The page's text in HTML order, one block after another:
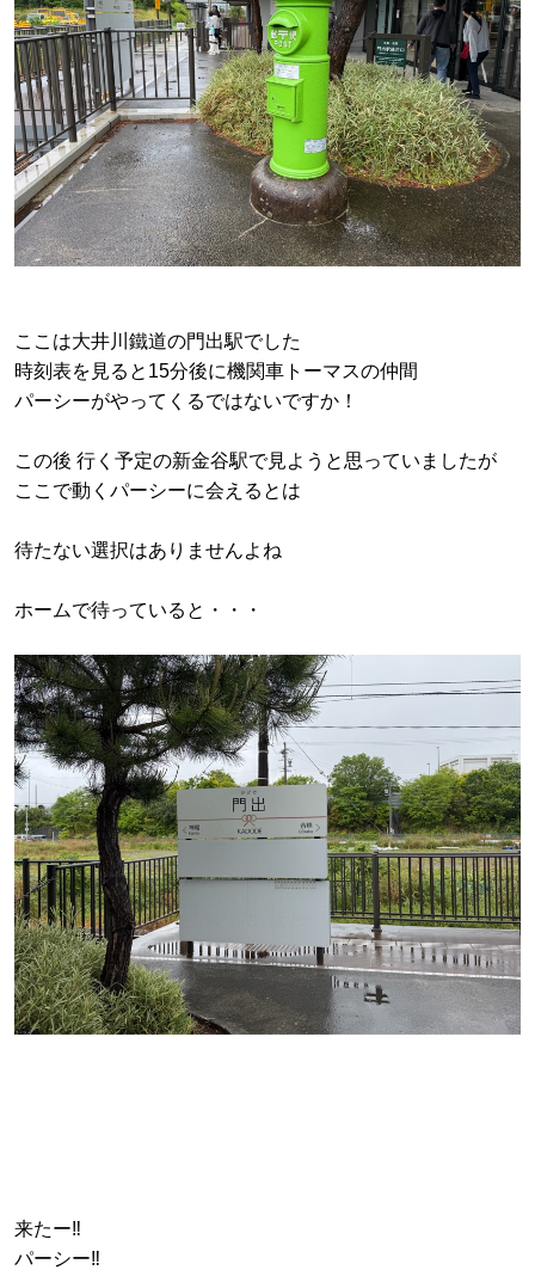
ここは大井川鐵道の門出駅でした
時刻表を見ると15分後に機関車トーマスの仲間
パーシーがやってくるではないですか！
この後 行く予定の新金谷駅で見ようと思っていましたが
ここで動くパーシーに会えるとは
待たない選択はありませんよね
ホームで待っていると・・・
来たー‼️
パーシー‼️